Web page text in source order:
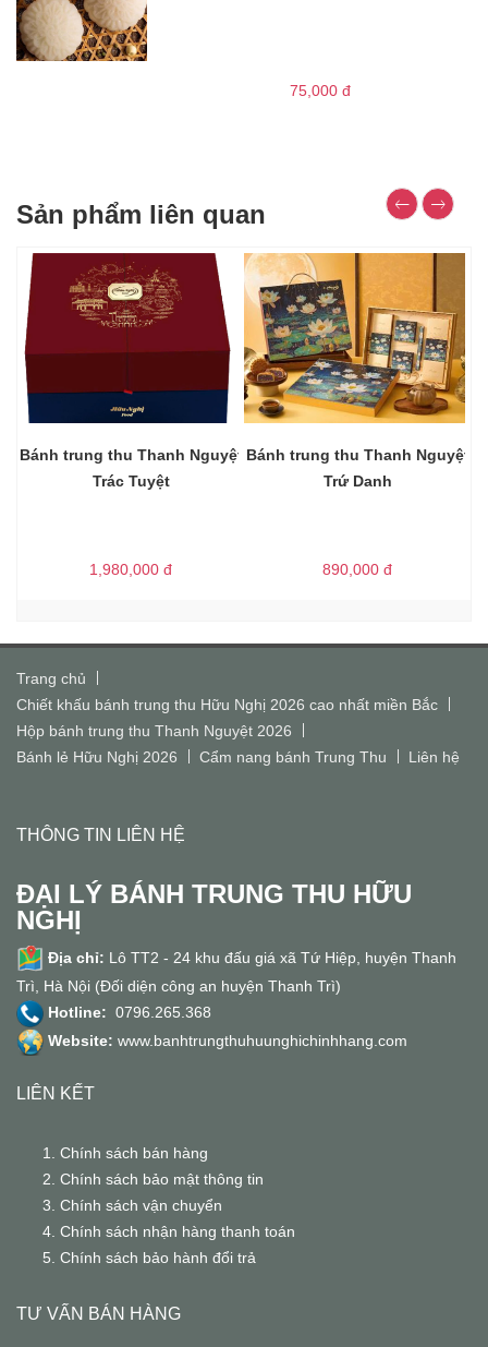
75,000 đ
Sản phẩm liên quan
Bánh trung thu Thanh Nguyệt
Trác Tuyệt
1,980,000 đ
Bánh trung thu Thanh Nguyệt
Trứ Danh
890,000 đ
Trang chủ
Chiết khấu bánh trung thu Hữu Nghị 2026 cao nhất miền Bắc
Hộp bánh trung thu Thanh Nguyệt 2026
Bánh lẻ Hữu Nghị 2026
Cẩm nang bánh Trung Thu Liên hệ
THÔNG TIN LIÊN HỆ
ĐẠI LÝ BÁNH TRUNG THU HỮU
NGHỊ
Địa chỉ: Lô TT2 - 24 khu đấu giá xã Tứ Hiệp, huyện Thanh
Trì, Hà Nội (Đối diện công an huyện Thanh Trì)
Hotline: 0796.265.368
Website: www.banhtrungthuhuunghichinhhang.com
LIÊN KẾT
Chính sách bán hàng
Chính sách bảo mật thông tin
Chính sách vận chuyển
Chính sách nhận hàng thanh toán
Chính sách bảo hành đổi trả
TƯ VẤN BÁN HÀNG